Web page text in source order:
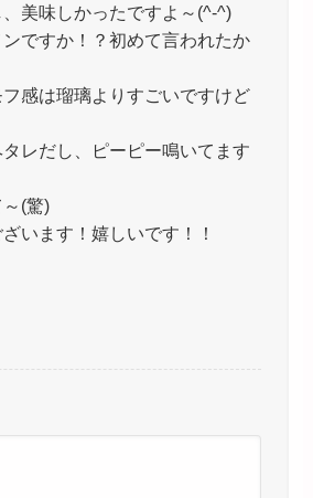
美味しかったですよ～(^-^)
ですか！？初めて言われたか
感は瑠璃よりすごいですけど
レだし、ピーピー鳴いてます
(驚)
います！嬉しいです！！